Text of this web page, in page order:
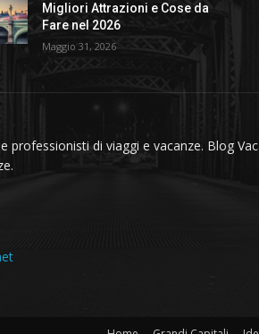
Migliori Attrazioni e Cose da
Fare nel 2026
Maggio 31, 2026
professionisti di viaggi e vacanze. Blog